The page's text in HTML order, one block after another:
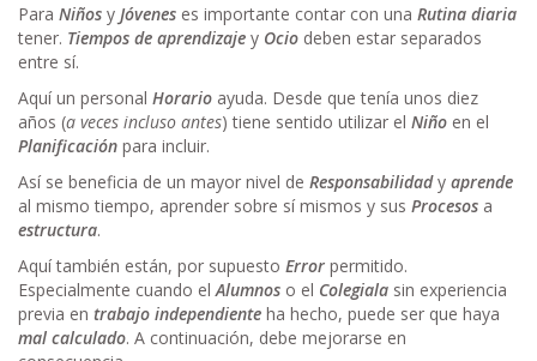
Para Niños y Jóvenes es importante contar con una Rutina diaria
tener. Tiempos de aprendizaje y Ocio deben estar separados
entre sí.
Aquí un personal Horario ayuda. Desde que tenía unos diez
años (a veces incluso antes) tiene sentido utilizar el Niño en el
Planificación para incluir.
Así se beneficia de un mayor nivel de Responsabilidad y aprende
al mismo tiempo, aprender sobre sí mismos y sus Procesos a
estructura.
Aquí también están, por supuesto Error permitido.
Especialmente cuando el Alumnos o el Colegiala sin experiencia
previa en trabajo independiente ha hecho, puede ser que haya
mal calculado. A continuación, debe mejorarse en